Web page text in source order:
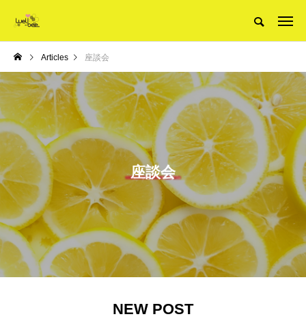
Articles 座談会
座談会
NEW POST